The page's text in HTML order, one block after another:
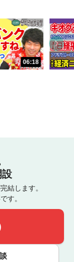
06:18
設
結します。
す。